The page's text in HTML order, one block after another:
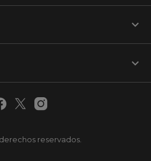
keyboard_arrow_down
reservados.
